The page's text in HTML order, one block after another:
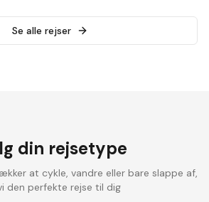
Se alle rejser
din rejsetype
at cykle, vandre eller bare slappe af,
den perfekte rejse til dig